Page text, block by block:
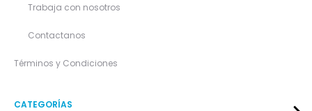
Trabaja con nosotros
Contactanos
Términos y Condiciones
CATEGORÍAS